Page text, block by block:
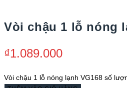
Vòi chậu 1 lỗ nóng
₫1.089.000
Vòi chậu 1 lỗ nóng lạnh VG168 số